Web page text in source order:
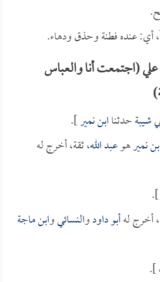
أي: عنده فطنة وحذق ودهاء.
(اجتمعت أنا والعباس
شيبةحدثناابن نمير].
نميرهوعبد الله، ثقة، أخرج له
].
أخرج لهأبو داودوالنسائيوابن ماجة
].